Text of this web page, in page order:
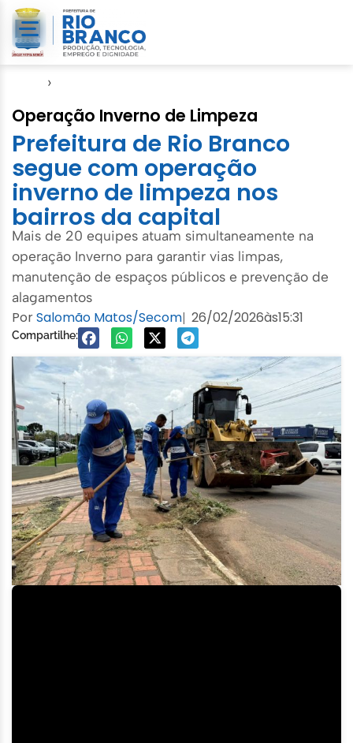
›
Operação Inverno de Limpeza
Prefeitura de Rio Branco
segue com operação
inverno de limpeza nos
bairros da capital
Mais de 20 equipes atuam simultaneamente na
operação Inverno para garantir vias limpas,
manutenção de espaços públicos e prevenção de
alagamentos
PorSalomão Matos/Secom| 26/02/2026às15:31
Compartilhe: